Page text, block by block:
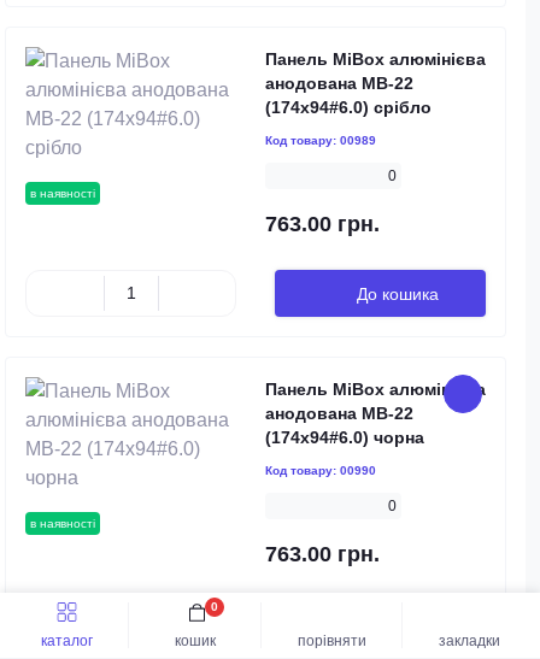
каталог порівняти закладки
кошик
0
в наявності
Панель MiBox алюмінієва
анодована MB-22
(174x94#6.0) срібло
Код товару: 00989
0
763.00 грн.
До кошика
в наявності
Панель MiBox алюмінієва
анодована MB-22
(174x94#6.0) чорна
Код товару: 00990
0
763.00 грн.